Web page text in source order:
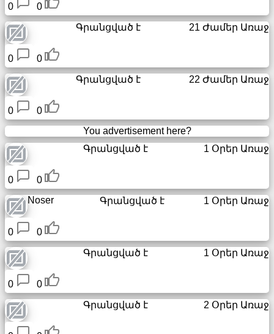
IP
որոնում
0
0
21 Ժամեր Առաջ
Գրանցված է
0
0
22 Ժամեր Առաջ
Գրանցված է
0
0
You advertisement here?
1 Օրեր Առաջ
Գրանցված է
0
0
Noser
1 Օրեր Առաջ
Գրանցված է
0
0
1 Օրեր Առաջ
Գրանցված է
0
0
2 Օրեր Առաջ
Գրանցված է